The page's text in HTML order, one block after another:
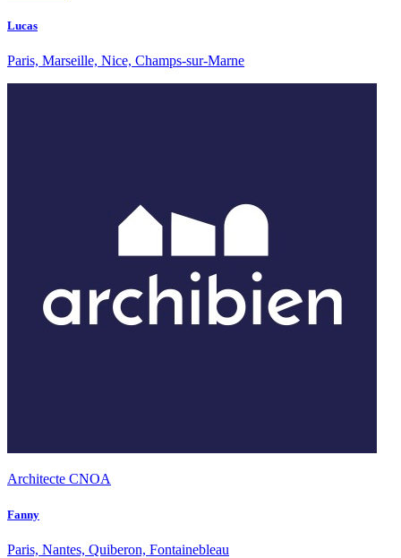
Lucas
Paris, Marseille, Nice, Champs-sur-Marne
Architecte CNOA
Fanny
Paris, Nantes, Quiberon, Fontainebleau